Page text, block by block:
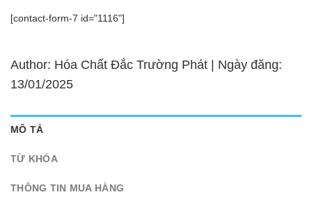
[contact-form-7 id="1116"]
Author: Hóa Chất Đắc Trường Phát | Ngày đăng:
13/01/2025
MÔ TẢ
TỪ KHÓA
THÔNG TIN MUA HÀNG